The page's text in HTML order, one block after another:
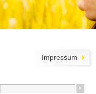
Impressum
Suchbegriffe